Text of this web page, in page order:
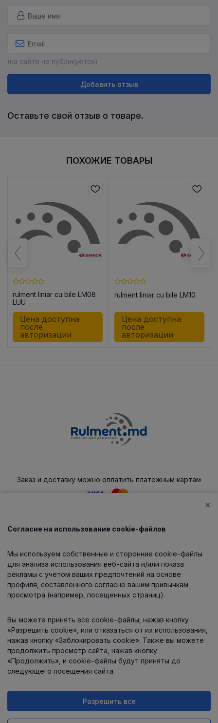
(на сайте не публикуется)
Добавить отзыв
Оставьте свой отзыв о товаре.
ПОХОЖИЕ ТОВАРЫ
rulment liniar cu bile LM08
LUU
Цена доступна
после
авторизации
rulment liniar cu bile LM10
Цена доступна
после
авторизации
Заказ и доставку можно оплатить платежным картам
Каталог
О компании
Информация
Контакты
Интернет-магазин работает
×
Согласие на использование cookie-файлов
Мы используем собственные и сторонние cookie-файлы
для анализа использования веб-сайта и/или показа
рекламы с учетом ваших предпочтений на основе
профиля, составленного согласно вашим привычкам
просмотра (например, посещенных страниц).
Вы можете принять все cookie-файлы, нажав кнопку
«Разрешить cookie», или отказаться от их использования,
нажав кнопку «Заблокировать cookie». Также вы можете
продолжить просмотр сайта, нажав кнопку
«Продолжить», и cookie-файлы будут приняты до
следующего посещения сайта.
Разрешить все